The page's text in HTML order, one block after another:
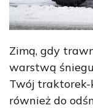
Zimą, gdy
warstwą
Twój traktorek-
również do